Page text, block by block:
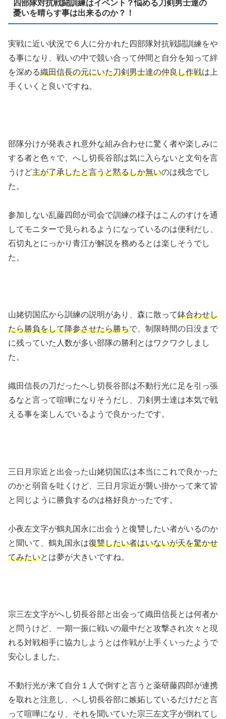
四部隊対抗戦闘訓練はイベント？悩める刀剣男士達の
憂いを晴らす事は出来るのか？！
実戦に近い状況で６人に分かれた四部隊対抗戦闘訓練をや
る事になり、戦いの中で競い合って仲間と自分を知って絆
を深める織田信長の元にいた刀剣男士達の仲良し作戦は上
手くいくと良いですね。
部隊分けが発表され意外な組み合わせに驚く者や楽しみに
する者と色々で、へし切長谷部は気に入らないと文句を言
うけど主が了承したと言うと黙るしか無いのは残念でし
た。
参加しない乱藤四郎が司会で訓練の様子はこんのすけを通
してモニターで見られるようになっているのは便利だし、
石切丸とにっかり青江が解説を務めるとは楽しそうでし
た。
山姥切国広から訓練の説明があり、森に散って鉢合わせし
たら勝負をして降参させたら勝ちで、制限時間の日没まで
に残っていた人数が多い部隊の勝利とはワクワクしまし
た。
織田信長の刀だったへし切長谷部は不動行光に足を引っ張
るなと言って喧嘩になりそうだし、刀剣男士達は本気で戦
える事を楽しんでいるようで良かったです。
三日月宗近と出会った山姥切国広は本当にこれで良かった
のかと弱音を吐くけど、三日月宗近が襲い掛かって来て皆
と同じように勝負するのは格好良かったです。
小夜左文字が鶴丸国永に出会うと復讐したい者がいるのか
と聞いて、鶴丸国永は復讐したい者はいないが天を驚かせ
てみたいとは夢が大きいですね。
宗三左文字がへし切長谷部と出会って織田信長とは何者か
と問うけど、一期一振に戦いの最中だと攻撃され次々と現
れる対戦相手に協力しようとは作戦が上手くいったようで
安心しました。
不動行光が来て自分１人で倒すと言うと薬研藤四郎が連携
を取れと注意し、へし切長谷部に嫉妬しているだけだと言
って喧嘩になり、それを聞いていた宗三左文字が倒れてし